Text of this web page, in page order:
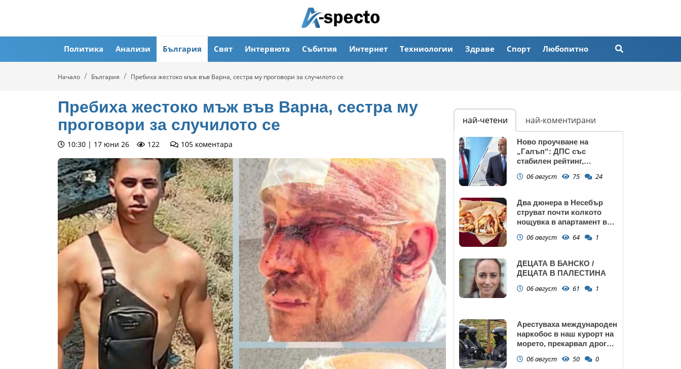
Политика Анализи България Свят Интервюта Събития Интернет Техниологии Здраве Спорт Любопитно
Начало България Пребиха жестоко мъж във Варна, сестра му проговори за случилото се
Пребиха жестоко мъж във Варна, сестра му
проговори за случилото се
10:30 | 17 юни 26 122 105 коментара
най-четени най-коментирани
Ново проучване на
„Галъп“: ДПС със
стабилен рейтинг,
запазва
06 август 75 24
Два дюнера в Несебър
струват почти колкото
нощувка в апартамент в
06 август 64 1
ДЕЦАТА В БАНСКО /
ДЕЦАТА В ПАЛЕСТИНА
06 август 61 1
Арестуваха международен
наркобос в наш курорт на
морето, прекарвал дрога
06 август 50 0